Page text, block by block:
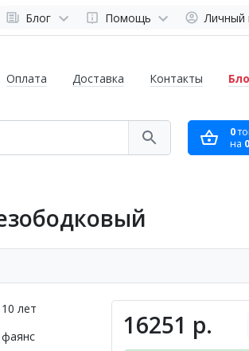
Блог Помощь Личный
Оплата Доставка Контакты
0
на
16251 р.
10 лет
фаянс